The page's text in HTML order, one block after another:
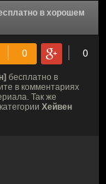
в хорошем
бесплатно в
в комментариях
Так же
Хейвен